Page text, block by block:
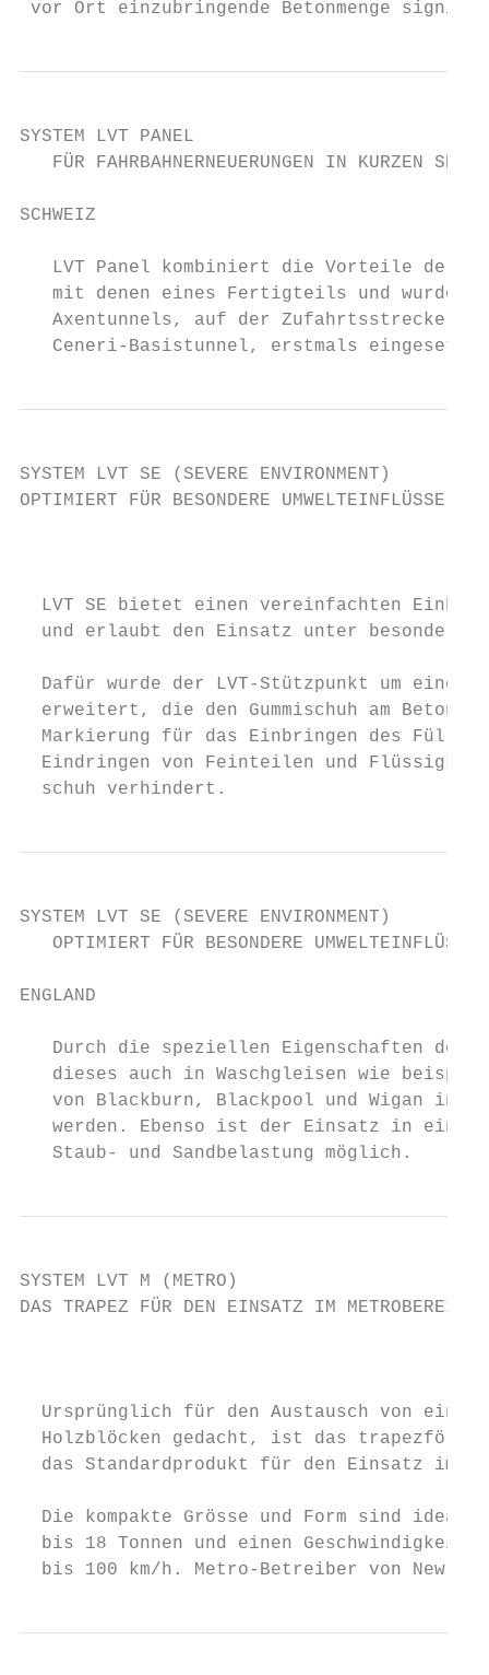
vor Ort einzubringende Betonmenge
SYSTEM LVT PANEL
FÜR FAHRBAHNERNEUERUNGEN IN KURZEN
SCHWEIZ
LVT Panel kombiniert die Vorteile der
mit denen eines Fertigteils und wurde
Axentunnels, auf der Zufahrtsstrecke
   Ceneri-Basistunnel, erstmals eingesetzt.
SYSTEM LVT SE (SEVERE ENVIRONMENT)
OPTIMIERT FÜR BESONDERE UMWELTEINFLÜSSE
LVT SE bietet einen vereinfachten
und erlaubt den Einsatz unter
Dafür wurde der LVT-Stützpunkt um eine
erweitert, die den Gummischuh am
Markierung für das Einbringen des
Eindringen von Feinteilen und
  schuh verhindert.
SYSTEM LVT SE (SEVERE ENVIRONMENT)
   OPTIMIERT FÜR BESONDERE UMWELTEINFLÜSSE
ENGLAND
Durch die speziellen Eigenschaften des
dieses auch in Waschgleisen wie
von Blackburn, Blackpool und Wigan in
werden. Ebenso ist der Einsatz in einer
   Staub- und Sandbelastung möglich.
SYSTEM LVT M (METRO)
DAS TRAPEZ FÜR DEN EINSATZ IM METROBEREICH
Ursprünglich für den Austausch von
Holzblöcken gedacht, ist das
das Standardprodukt für den Einsatz im
Die kompakte Grösse und Form sind ideal
bis 18 Tonnen und einen
bis 100 km/h. Metro-Betreiber von New